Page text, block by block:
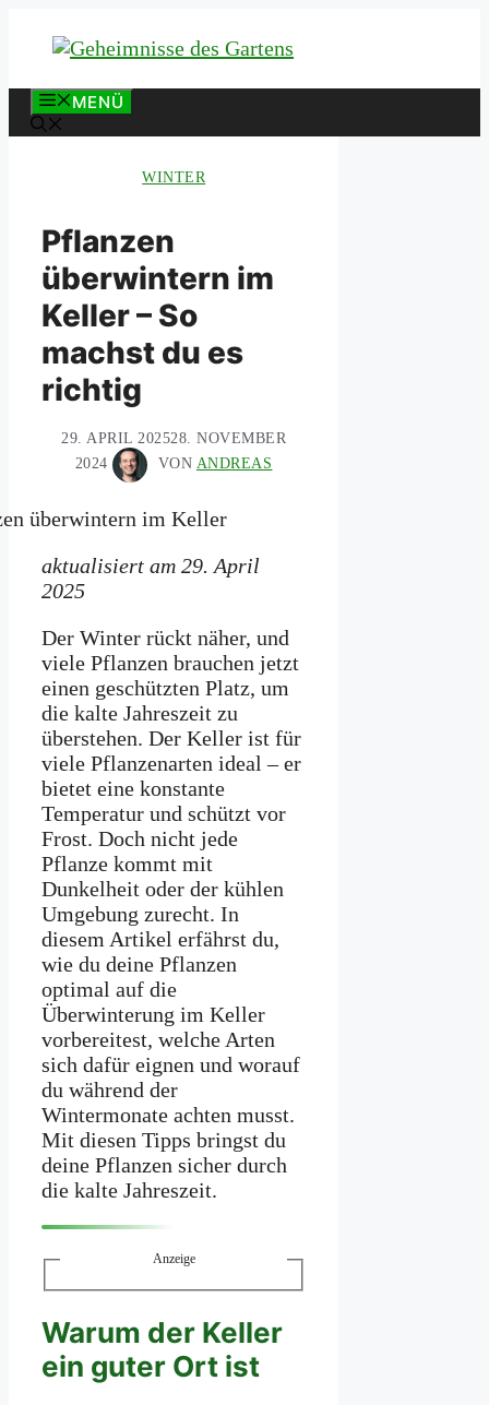
Inhalt
MENÜ
WINTER
Pflanzen
überwintern im
Keller – So
machst du es
richtig
29. APRIL 202528. NOVEMBER
2024
VON ANDREAS
aktualisiert am 29. April
2025
Der Winter rückt näher, und
viele Pflanzen brauchen jetzt
einen geschützten Platz, um
die kalte Jahreszeit zu
überstehen. Der Keller ist für
viele Pflanzenarten ideal – er
bietet eine konstante
Temperatur und schützt vor
Frost. Doch nicht jede
Pflanze kommt mit
Dunkelheit oder der kühlen
Umgebung zurecht. In
diesem Artikel erfährst du,
wie du deine Pflanzen
optimal auf die
Überwinterung im Keller
vorbereitest, welche Arten
sich dafür eignen und worauf
du während der
Wintermonate achten musst.
Mit diesen Tipps bringst du
deine Pflanzen sicher durch
die kalte Jahreszeit.
Anzeige
Warum der Keller
ein guter Ort ist